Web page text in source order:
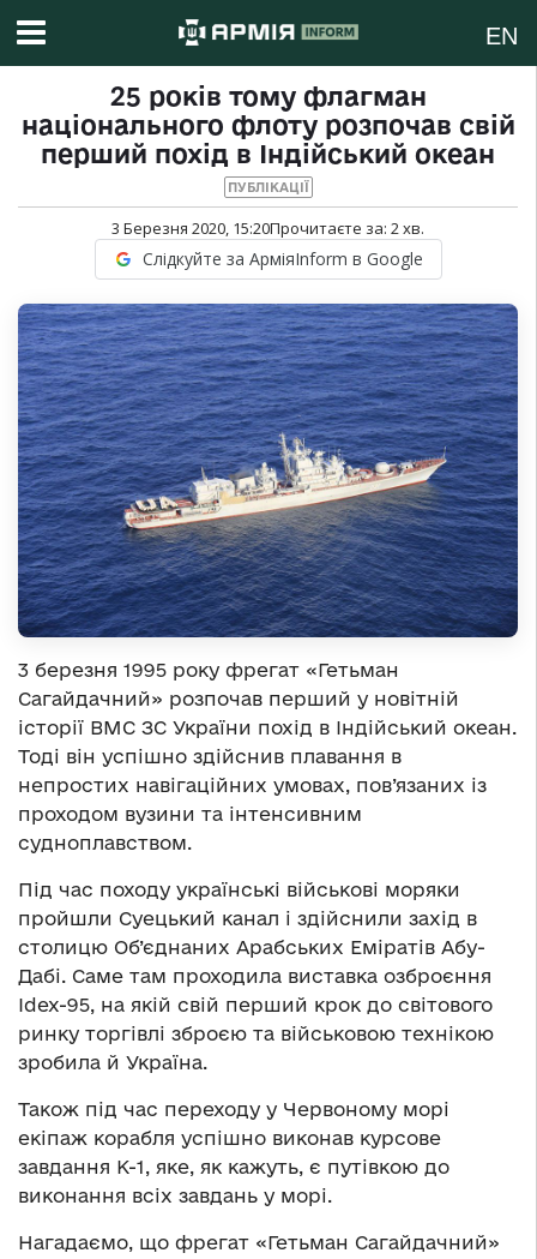
EN
25 років тому флагман
національного флоту розпочав свій
перший похід в Індійський океан
ПУБЛІКАЦІЇ
3 Березня 2020, 15:20Прочитаєте за: 2хв.
Слідкуйте за АрміяInform в Google
3 березня 1995 року фрегат «Гетьман
Сагайдачний» розпочав перший у новітній
історії ВМС ЗС України похід в Індійський океан.
Тоді він успішно здійснив плавання в
непростих навігаційних умовах, пов’язаних із
проходом вузини та інтенсивним
судноплавством.
Під час походу українські військові моряки
пройшли Суецький канал і здійснили захід в
столицю Об’єднаних Арабських Еміратів Абу-
Дабі. Саме там проходила виставка озброєння
Idex-95, на якій свій перший крок до світового
ринку торгівлі зброєю та військовою технікою
зробила й Україна.
Також під час переходу у Червоному морі
екіпаж корабля успішно виконав курсове
завдання К-1, яке, як кажуть, є путівкою до
виконання всіх завдань у морі.
Нагадаємо, що фрегат «Гетьман Сагайдачний»